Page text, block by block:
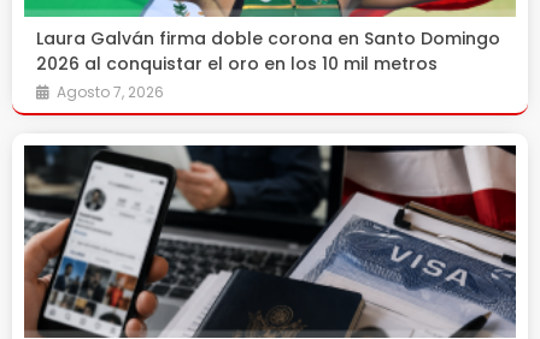
Laura Galván firma doble corona en Santo Domingo
2026 al conquistar el oro en los 10 mil metros
Agosto 7, 2026